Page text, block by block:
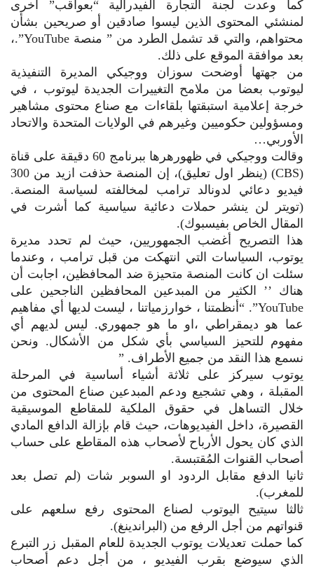
كما وعدت لجنة التجارة الفيدرالية “بعواقب” أخرى
لمنشئي المحتوى الذين ليسوا صادقين أو صريحين بشأن
محتواهم، والتي قد تشمل الطرد من ” منصة YouTube”.،
بعد موافقة الموقع على ذلك.
من جهتها أوضحت سوزان ووجيكي المديرة التنفيذية
ليوتوب بعضا من ملامح التغييرات الجديدة ليوتوب ، في
خرجة إعلامية استبقتها بلقاءات مع صناع محتوى مشاهير
ومسؤولين حكوميين وغيرهم في الولايات المتحدة والاتحاد
الأوربي…
وقالت ووجيكي في ظهورهرها ببرنامج 60 دقيقة على قناة
(CBS) (ينظر اول تعليق)، إن المنصة حذفت ازيد من 300
فيديو دعائي لدونالد ترامب لمخالفته لسياسة المنصة.
(تويتر لن ينشر حملات دعائية سياسية كما أشرت في
المقال الخاص بفيسبوك).
هذا التصريح أغضب الجمهوريين، حيث لم تحدد مديرة
يوتوب، السياسات التي انتهكت من قبل ترامب ، وعندما
سئلت ان كانت المنصة متحيزة ضد المحافظين، اجابت أن
هناك ’’ الكثير من المبدعين المحافظين الناجحين على
YouTube”. “أنظمتنا ، خوارزمياتنا ، ليست لديها أي مفاهيم
عما هو ديمقراطي ،او ما هو جمهوري. ليس لديهم أي
مفهوم للتحيز السياسي بأي شكل من الأشكال. ونحن
نسمع هذا النقد من جميع الأطراف. ”
يوتوب سيركز على ثلاثة أشياء أساسية في المرحلة
المقبلة ، وهي تشجيع ودعم المبدعين صناع المحتوى من
خلال التساهل في حقوق الملكية للمقاطع الموسيقية
القصيرة، داخل الفيديوهات، حيث قام بإزالة الدافع المادي
الذي كان يحول الأرباح لأصحاب هذه المقاطع على حساب
أصحاب القنوات المُقتبسة.
ثانيا الدفع مقابل الردود او السوبر شات (لم تصل بعد
للمغرب).
ثالثا سيتيح اليوتوب لصناع المحتوى رفع سلعهم على
قنواتهم من أجل الرفع من (البراندينغ).
كما حملت تعديلات يوتوب الجديدة للعام المقبل زر التبرع
الذي سيوضع بقرب الفيديو ، من أجل دعم أصحاب